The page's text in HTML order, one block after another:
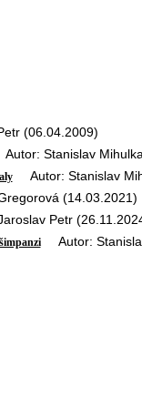
(06.04.2009)
Stanislav
Autor: Stanislav
(14.03.2021)
Petr
Autor: